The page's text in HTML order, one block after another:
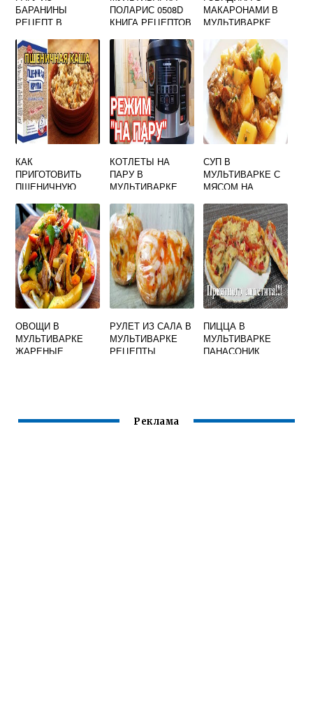
БАРАНИНЫ
РЕЦЕПТ В
ПОЛАРИС 0508D
КНИГА РЕЦЕПТОВ
МАКАРОНАМИ В
МУЛЬТИВАРКЕ
КАК
ПРИГОТОВИТЬ
ПШЕНИЧНУЮ
В МУЛЬТИВАРКЕ
СКАРЛЕТ
КОТЛЕТЫ НА
ПАРУ В
МУЛЬТИВАРКЕ
СУП В
МУЛЬТИВАРКЕ С
МЯСОМ НА
РЕЦЕПТ
ПРИГОТОВЛЕНИЯ
ОВОЩИ В
МУЛЬТИВАРКЕ
ЖАРЕНЫЕ
РУЛЕТ ИЗ САЛА В
МУЛЬТИВАРКЕ
РЕЦЕПТЫ
ПИЦЦА В
МУЛЬТИВАРКЕ
ПАНАСОНИК
Реклама